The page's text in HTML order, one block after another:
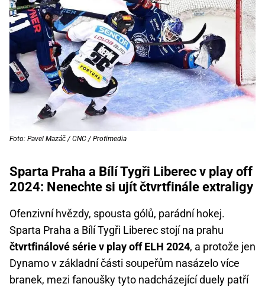
Foto: Pavel Mazáč / CNC / Profimedia
Sparta Praha a Bílí Tygři Liberec v play off
2024: Nenechte si ujít čtvrtfinále extraligy
Ofenzivní hvězdy, spousta gólů, parádní hokej.
Sparta Praha a Bílí Tygři Liberec stojí na prahu
čtvrtfinálové série v play off ELH 2024, a protože jen
Dynamo v základní části soupeřům nasázelo více
branek, mezi fanoušky tyto nadcházející duely patří